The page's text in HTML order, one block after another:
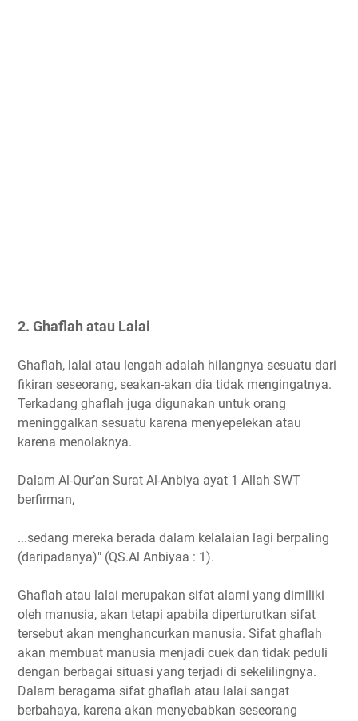
2. Ghaflah atau Lalai
Ghaflah, lalai atau lengah adalah hilangnya sesuatu dari
fikiran seseorang, seakan-akan dia tidak mengingatnya.
Terkadang ghaflah juga digunakan untuk orang
meninggalkan sesuatu karena menyepelekan atau
karena menolaknya.
Dalam Al-Qur’an Surat Al-Anbiya ayat 1 Allah SWT
berfirman,
...sedang mereka berada dalam kelalaian lagi berpaling
(daripadanya)" (QS.Al Anbiyaa : 1).
Ghaflah atau lalai merupakan sifat alami yang dimiliki
oleh manusia, akan tetapi apabila diperturutkan sifat
tersebut akan menghancurkan manusia. Sifat ghaflah
akan membuat manusia menjadi cuek dan tidak peduli
dengan berbagai situasi yang terjadi di sekelilingnya.
Dalam beragama sifat ghaflah atau lalai sangat
berbahaya, karena akan menyebabkan seseorang